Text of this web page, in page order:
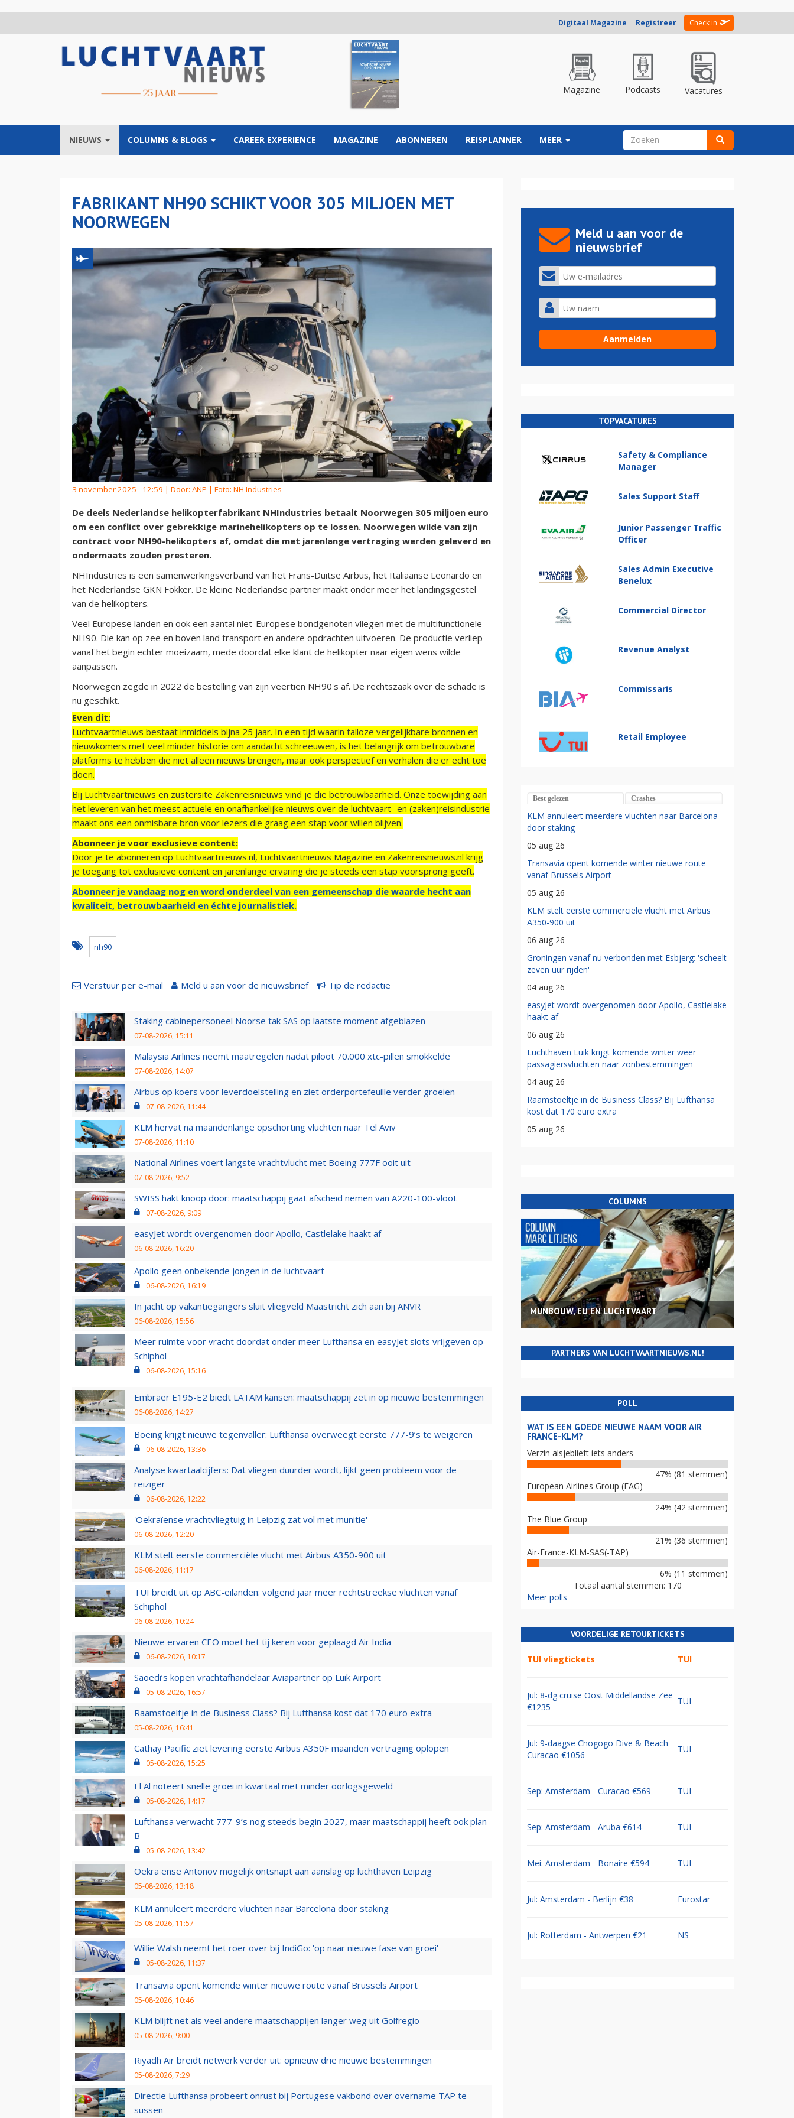
Digitaal Magazine Registreer Check in
Magazine Podcasts Vacatures
NIEUWS COLUMNS & BLOGS CAREER EXPERIENCE MAGAZINE ABONNEREN REISPLANNER MEER ZOEKVELD
FABRIKANT NH90 SCHIKT VOOR 305 MILJOEN MET
NOORWEGEN
3 november 2025 - 12:59 | Door: ANP | Foto: NH Industries
De deels Nederlandse helikopterfabrikant NHIndustries betaalt Noorwegen 305 miljoen euro
om een conflict over gebrekkige marinehelikopters op te lossen. Noorwegen wilde van zijn
contract voor NH90-helikopters af, omdat die met jarenlange vertraging werden geleverd en
ondermaats zouden presteren.
NHIndustries is een samenwerkingsverband van het Frans-Duitse Airbus, het Italiaanse Leonardo en
het Nederlandse GKN Fokker. De kleine Nederlandse partner maakt onder meer het landingsgestel
van de helikopters.
Veel Europese landen en ook een aantal niet-Europese bondgenoten vliegen met de multifunctionele
NH90. Die kan op zee en boven land transport en andere opdrachten uitvoeren. De productie verliep
vanaf het begin echter moeizaam, mede doordat elke klant de helikopter naar eigen wens wilde
aanpassen.
Noorwegen zegde in 2022 de bestelling van zijn veertien NH90's af. De rechtszaak over de schade is
nu geschikt.
Even dit:
Luchtvaartnieuws bestaat inmiddels bijna 25 jaar. In een tijd waarin talloze vergelijkbare bronnen en
nieuwkomers met veel minder historie om aandacht schreeuwen, is het belangrijk om betrouwbare
platforms te hebben die niet alleen nieuws brengen, maar ook perspectief en verhalen die er echt toe
doen.
Bij Luchtvaartnieuws en zustersite Zakenreisnieuws vind je die betrouwbaarheid. Onze toewijding aan
het leveren van het meest actuele en onafhankelijke nieuws over de luchtvaart- en (zaken)reisindustrie
maakt ons een onmisbare bron voor lezers die graag een stap voor willen blijven.
Abonneer je voor exclusieve content:
Door je te abonneren op Luchtvaartnieuws.nl, Luchtvaartnieuws Magazine en Zakenreisnieuws.nl krijg
je toegang tot exclusieve content en jarenlange ervaring die je steeds een stap voorsprong geeft.
Abonneer je vandaag nog en word onderdeel van een gemeenschap die waarde hecht aan
kwaliteit, betrouwbaarheid en échte journalistiek.
nh90
Verstuur per e-mail Meld u aan voor de nieuwsbrief Tip de redactie
Staking cabinepersoneel Noorse tak SAS op laatste moment afgeblazen
07-08-2026, 15:11
Malaysia Airlines neemt maatregelen nadat piloot 70.000 xtc-pillen smokkelde
07-08-2026, 14:07
Airbus op koers voor leverdoelstelling en ziet orderportefeuille verder groeien
07-08-2026, 11:44
KLM hervat na maandenlange opschorting vluchten naar Tel Aviv
07-08-2026, 11:10
National Airlines voert langste vrachtvlucht met Boeing 777F ooit uit
07-08-2026, 9:52
SWISS hakt knoop door: maatschappij gaat afscheid nemen van A220-100-vloot
07-08-2026, 9:09
easyJet wordt overgenomen door Apollo, Castlelake haakt af
06-08-2026, 16:20
Apollo geen onbekende jongen in de luchtvaart
06-08-2026, 16:19
In jacht op vakantiegangers sluit vliegveld Maastricht zich aan bij ANVR
06-08-2026, 15:56
Meer ruimte voor vracht doordat onder meer Lufthansa en easyJet slots vrijgeven op
Schiphol
06-08-2026, 15:16
Embraer E195-E2 biedt LATAM kansen: maatschappij zet in op nieuwe bestemmingen
06-08-2026, 14:27
Boeing krijgt nieuwe tegenvaller: Lufthansa overweegt eerste 777-9’s te weigeren
06-08-2026, 13:36
Analyse kwartaalcijfers: Dat vliegen duurder wordt, lijkt geen probleem voor de
reiziger
06-08-2026, 12:22
'Oekraïense vrachtvliegtuig in Leipzig zat vol met munitie'
06-08-2026, 12:20
KLM stelt eerste commerciële vlucht met Airbus A350-900 uit
06-08-2026, 11:17
TUI breidt uit op ABC-eilanden: volgend jaar meer rechtstreekse vluchten vanaf
Schiphol
06-08-2026, 10:24
Nieuwe ervaren CEO moet het tij keren voor geplaagd Air India
06-08-2026, 10:17
Saoedi’s kopen vrachtafhandelaar Aviapartner op Luik Airport
05-08-2026, 16:57
Raamstoeltje in de Business Class? Bij Lufthansa kost dat 170 euro extra
05-08-2026, 16:41
Cathay Pacific ziet levering eerste Airbus A350F maanden vertraging oplopen
05-08-2026, 15:25
El Al noteert snelle groei in kwartaal met minder oorlogsgeweld
05-08-2026, 14:17
Lufthansa verwacht 777-9’s nog steeds begin 2027, maar maatschappij heeft ook plan
B
05-08-2026, 13:42
Oekraïense Antonov mogelijk ontsnapt aan aanslag op luchthaven Leipzig
05-08-2026, 13:18
KLM annuleert meerdere vluchten naar Barcelona door staking
05-08-2026, 11:57
Willie Walsh neemt het roer over bij IndiGo: 'op naar nieuwe fase van groei'
05-08-2026, 11:37
Transavia opent komende winter nieuwe route vanaf Brussels Airport
05-08-2026, 10:46
KLM blijft net als veel andere maatschappijen langer weg uit Golfregio
05-08-2026, 9:00
Riyadh Air breidt netwerk verder uit: opnieuw drie nieuwe bestemmingen
05-08-2026, 7:29
Directie Lufthansa probeert onrust bij Portugese vakbond over overname TAP te
sussen
Meld u aan voor de
nieuwsbrief
TOPVACATURES
Safety & Compliance
Manager
Sales Support Staff
Junior Passenger Traffic
Officer
Sales Admin Executive
Benelux
Commercial Director
Revenue Analyst
Commissaris
Retail Employee
Best gelezen Crashes
KLM annuleert meerdere vluchten naar Barcelona
door staking
05 aug 26
Transavia opent komende winter nieuwe route
vanaf Brussels Airport
05 aug 26
KLM stelt eerste commerciële vlucht met Airbus
A350-900 uit
06 aug 26
Groningen vanaf nu verbonden met Esbjerg: 'scheelt
zeven uur rijden'
04 aug 26
easyJet wordt overgenomen door Apollo, Castlelake
haakt af
06 aug 26
Luchthaven Luik krijgt komende winter weer
passagiersvluchten naar zonbestemmingen
04 aug 26
Raamstoeltje in de Business Class? Bij Lufthansa
kost dat 170 euro extra
05 aug 26
COLUMNS
MIJNBOUW, EU EN LUCHTVAART
PARTNERS VAN LUCHTVAARTNIEUWS.NL!
POLL
WAT IS EEN GOEDE NIEUWE NAAM VOOR AIR
FRANCE-KLM?
Verzin alsjeblieft iets anders
47% (81 stemmen)
European Airlines Group (EAG)
24% (42 stemmen)
The Blue Group
21% (36 stemmen)
Air-France-KLM-SAS(-TAP)
6% (11 stemmen)
Totaal aantal stemmen: 170
Meer polls
VOORDELIGE RETOURTICKETS
TUI vliegtickets TUI
Jul: 8-dg cruise Oost Middellandse Zee
€1235
TUI
Jul: 9-daagse Chogogo Dive & Beach
Curacao €1056
TUI
Sep: Amsterdam - Curacao €569 TUI
Sep: Amsterdam - Aruba €614 TUI
Mei: Amsterdam - Bonaire €594 TUI
Jul: Amsterdam - Berlijn €38 Eurostar
Jul: Rotterdam - Antwerpen €21 NS